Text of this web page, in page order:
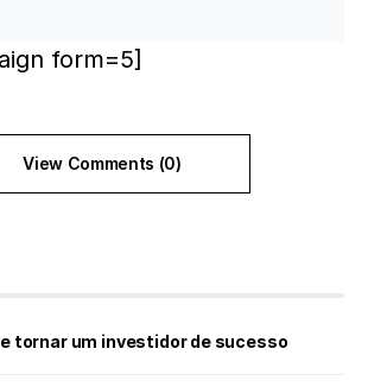
form=5]
View Comments (0)
tornar um investidor de sucesso